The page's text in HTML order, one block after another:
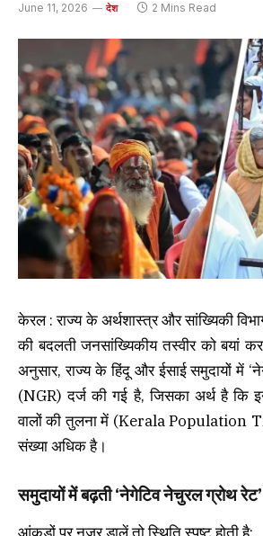
June 11, 2026 देश 2 Mins Read
केरल : राज्य के अर्थशास्त्र और सांख्यिकी
की बदलती जनसांख्यिकीय तस्वीर को बयां
अनुसार, राज्य के हिंदू और ईसाई समुदायों में
(NGR) दर्ज की गई है, जिसका अर्थ है कि
वालों की तुलना में (Kerala Population
संख्या अधिक है।
समुदायों में बढ़ती ‘नेगेटिव नेचुरल ग्रोथ रेट’